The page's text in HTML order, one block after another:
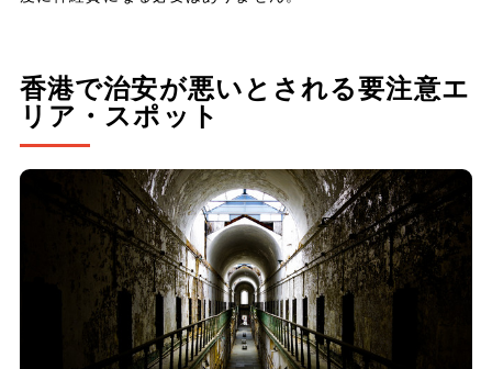
香港で治安が悪いとされる要注意エ
リア・スポット